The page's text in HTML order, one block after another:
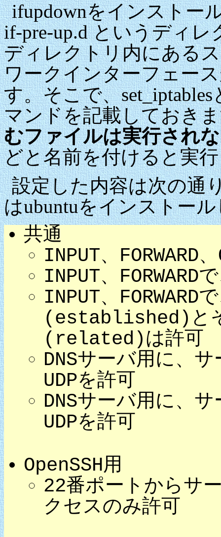
ifupdownをインストー
if-pre-up.d というディ
ディレクトリ内にある
ワークインターフェー
す。そこで、
マンドを記載しておき
むファイルは実行され
どと名前を付けると実
設定した内容は次の通
はubuntuをインストー
共通
INPUT、FORWARD
INPUT、FORWARD
INPUT、FORWARD
(established)とそ
(related)は許可
DNSサーバ用に、
UDPを許可
DNSサーバ用に、
UDPを許可
OpenSSH用
22番ポートからサ
クセスのみ許可